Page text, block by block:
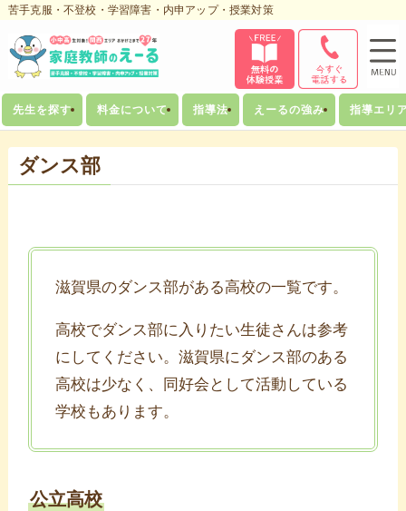
苦手克服・不登校・学習障害・内申アップ・授業対策
先生を探す 料金について 指導法 えーるの強み 指導エリ
ダンス部
滋賀県のダンス部がある高校の一覧です。
高校でダンス部に入りたい生徒さんは参考
にしてください。滋賀県にダンス部のある
高校は少なく、同好会として活動している
学校もあります。
公立高校